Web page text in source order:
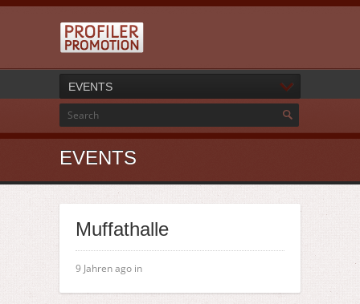
EVENTS
EVENTS
Muffathalle
9 Jahren ago in